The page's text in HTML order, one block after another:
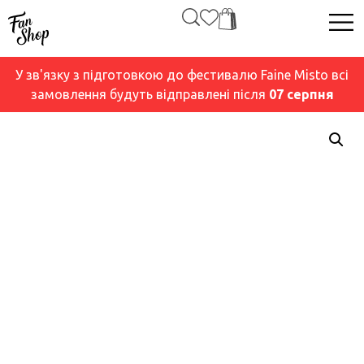
У зв'язку з підготовкою до фестивалю Faine Misto всі
замовлення будуть відправлені після 07 серпня